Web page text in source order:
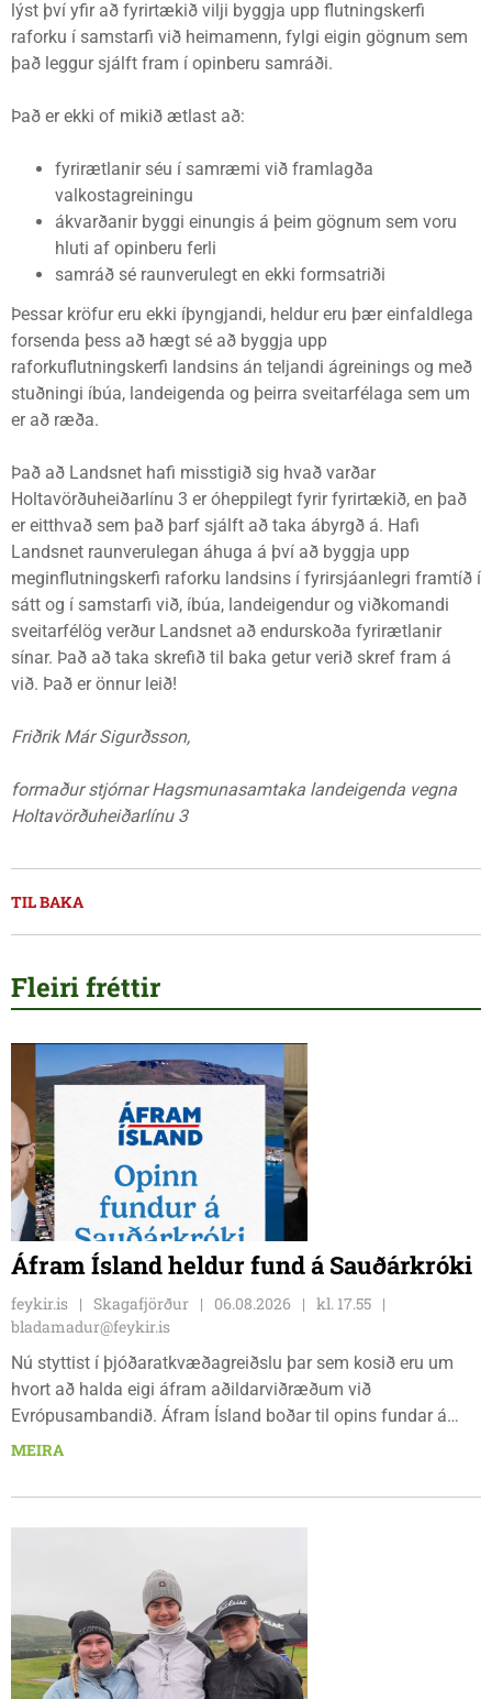
lýst því yfir að fyrirtækið vilji byggja upp flutningskerfi
raforku í samstarfi við heimamenn, fylgi eigin gögnum sem
það leggur sjálft fram í opinberu samráði.
Það er ekki of mikið ætlast að:
fyrirætlanir séu í samræmi við framlagða
valkostagreiningu
ákvarðanir byggi einungis á þeim gögnum sem voru
hluti af opinberu ferli
samráð sé raunverulegt en ekki formsatriði
Þessar kröfur eru ekki íþyngjandi, heldur eru þær einfaldlega
forsenda þess að hægt sé að byggja upp
raforkuflutningskerfi landsins án teljandi ágreinings og með
stuðningi íbúa, landeigenda og þeirra sveitarfélaga sem um
er að ræða.
Það að Landsnet hafi misstigið sig hvað varðar
Holtavörðuheiðarlínu 3 er óheppilegt fyrir fyrirtækið, en það
er eitthvað sem það þarf sjálft að taka ábyrgð á. Hafi
Landsnet raunverulegan áhuga á því að byggja upp
meginflutningskerfi raforku landsins í fyrirsjáanlegri framtíð í
sátt og í samstarfi við, íbúa, landeigendur og viðkomandi
sveitarfélög verður Landsnet að endurskoða fyrirætlanir
sínar. Það að taka skrefið til baka getur verið skref fram á
við. Það er önnur leið!
Friðrik Már Sigurðsson,
formaður stjórnar Hagsmunasamtaka landeigenda vegna
Holtavörðuheiðarlínu 3
TIL BAKA
Fleiri fréttir
Áfram Ísland heldur fund á Sauðárkróki
feykir.is Skagafjörður 06.08.2026
kl. 17.55
bladamadur@feykir.is
Nú styttist í þjóðaratkvæðagreiðslu þar sem kosið eru um
hvort að halda eigi áfram aðildarviðræðum við
Evrópusambandið. Áfram Ísland boðar til opins fundar á
Frímúrarasalnum Borgarmýri 1 á Sauðarkróki, laugardaginn
nauðsynleg.
MEIRA